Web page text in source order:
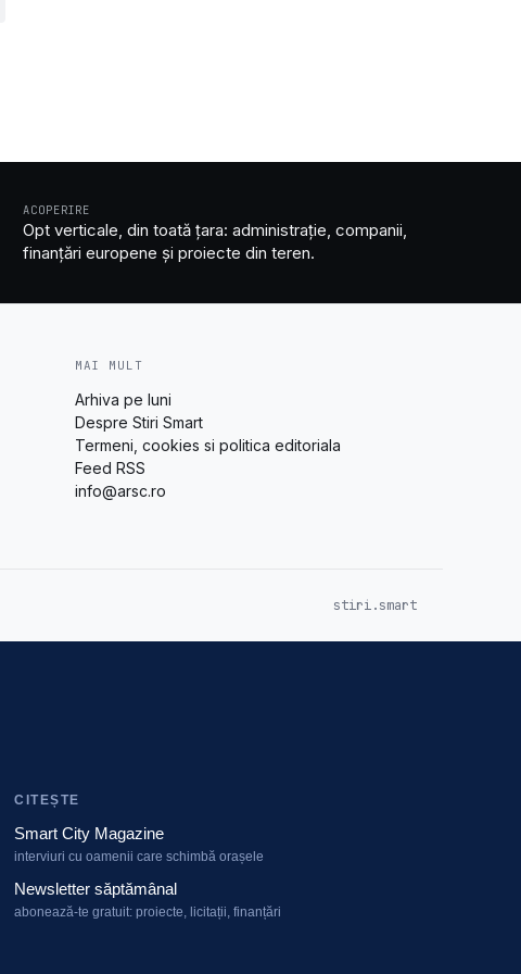
ACOPERIRE
Opt verticale, din toată țara: administrație, companii,
finanțări europene și proiecte din teren.
MAI MULT
Arhiva pe luni
Despre Stiri Smart
Termeni, cookies si politica editoriala
Feed RSS
info@arsc.ro
stiri.smart
CITEȘTE
Smart City Magazine
interviuri cu oamenii care schimbă orașele
Newsletter săptămânal
abonează-te gratuit: proiecte, licitații, finanțări